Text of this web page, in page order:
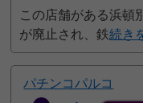
この店舗がある浜頓
が廃止され、鉄続き
パチンコパルコ